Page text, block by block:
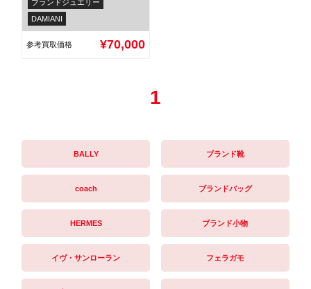
ブランドジュエリー
DAMIANI
参考買取価格 ¥70,000
1
BALLY ブランド靴
coach ブランドバッグ
HERMES ブランド小物
イヴ・サンローラン フェラガモ